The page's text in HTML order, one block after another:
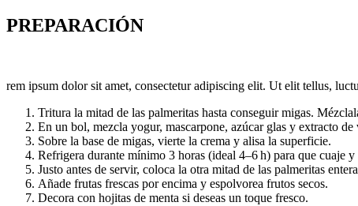
PREPARACIÓN
rem ipsum dolor sit amet, consectetur adipiscing elit. Ut elit tellus,
Tritura la mitad de las palmeritas hasta conseguir migas.
En un bol, mezcla yogur, mascarpone, azúcar glas y extracto
Sobre la base de migas, vierte la crema y alisa la superficie.
Refrigera durante mínimo 3 horas (ideal 4–6 h) para que cuaje y
Justo antes de servir, coloca la otra mitad de las palmeritas
Añade frutas frescas por encima y espolvorea frutos secos.
Decora con hojitas de menta si deseas un toque fresco.